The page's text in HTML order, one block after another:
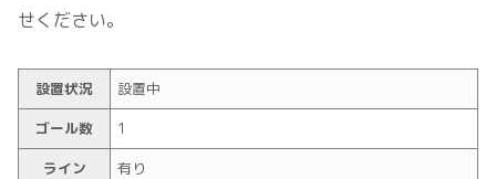
せください。
設置状況
設置中
ゴール数
1
ライン
有り